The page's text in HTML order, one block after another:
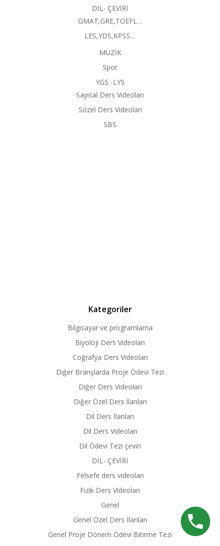
DİL- ÇEVİRİ
GMAT,GRE,TOEFL…
LES,YDS,KPSS…
MÜZİK
Spor
YGS -LYS
Sayısal Ders Videoları
Sözel Ders Videoları
SBS
Kategoriler
Bilgisayar ve programlama
Biyoloji Ders Videoları
Coğrafya Ders Videoları
Diğer Branşlarda Proje Ödevi Tezi
Diğer Ders Videoları
Diğer Özel Ders İlanları
Dil Ders İlanları
Dil Ders Videoları
Dil Ödevi Tezi çeviri
DİL- ÇEVİRİ
Felsefe ders videoları
Fizik Ders Videoları
Genel
Genel Özel Ders İlanları
Genel Proje Dönem Ödevi Bitirme Tezi